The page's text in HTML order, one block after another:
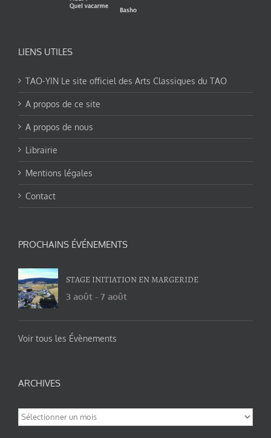
LIENS UTILES
TAO-YIN Le site officiel des Arts Classiques du TAO
A propos de ce site
A propos de nous
Librairie
Mentions légales
Contact
PROCHAINS ÉVÉNEMENTS
STAGE INITIATION EN MARGERIDE
3 août - 7 août
Voir tous les Évènements
ARCHIVES
Archives